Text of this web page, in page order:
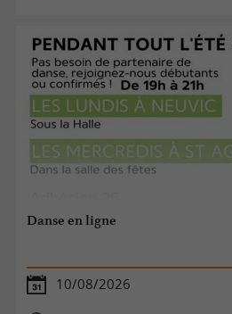
Danse en ligne
10/08/2026